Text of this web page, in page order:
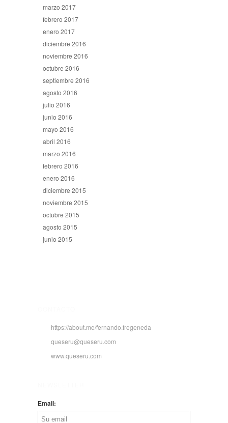
marzo 2017
febrero 2017
enero 2017
diciembre 2016
noviembre 2016
octubre 2016
septiembre 2016
agosto 2016
julio 2016
junio 2016
mayo 2016
abril 2016
marzo 2016
febrero 2016
enero 2016
diciembre 2015
noviembre 2015
octubre 2015
agosto 2015
junio 2015
https://about.me/fernando.fregeneda
queseru@queseru.com
www.queseru.com
Email: